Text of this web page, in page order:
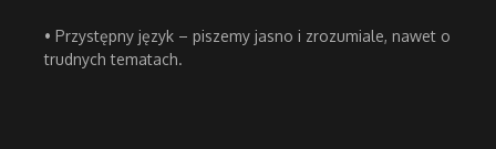
• Przystępny język – piszemy jasno i zrozumiale, nawet o
trudnych tematach.